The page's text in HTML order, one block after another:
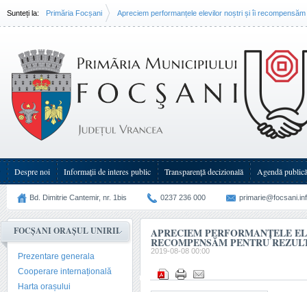
Sunteți la: Primăria Focșani Apreciem performanțele elevilor noștri și îi
Despre noi Informații de interes public Transparenţă decizională Agendă publică
Bd. Dimitrie Cantemir, nr. 1bis 0237 236 000
FOCȘANI ORAȘUL UNIRII
Prezentare generala
Cooperare internațională
Harta orașului
APRECIEM PERFORMANȚELE
RECOMPENSĂM PENTRU
2019-08-08 00:00